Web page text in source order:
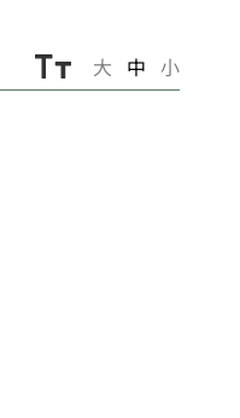
大 中 小